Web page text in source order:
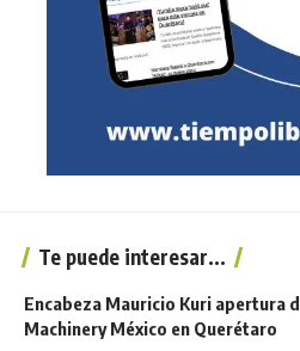
Te puede interesar...
Encabeza Mauricio Kuri apertura
Machinery México en Querétaro